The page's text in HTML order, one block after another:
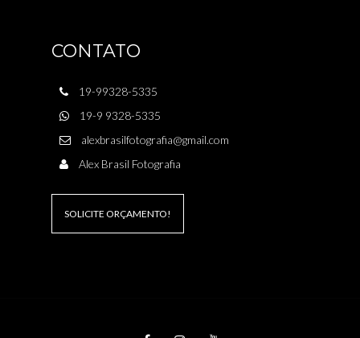
CONTATO
19-99328-5335
19-9 9328-5335
alexbrasilfotografia@gmail.com
Alex Brasil Fotografia
SOLICITE ORÇAMENTO!